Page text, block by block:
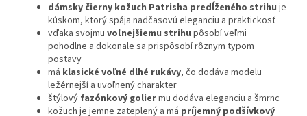
dámsky čierny kožuch Patrisha predĺženého strihu je
kúskom, ktorý spája nadčasovú eleganciu a praktickosť
vďaka svojmu voľnejšiemu strihu pôsobí veľmi
pohodlne a dokonale sa prispôsobí rôznym typom
postavy
má klasické voľné dlhé rukávy, čo dodáva modelu
ležérnejší a uvoľnený charakter
štýlový fazónkový goliermu dodáva eleganciu a šmrnc
kožuch je jemne zateplený a má príjemný podšívkový